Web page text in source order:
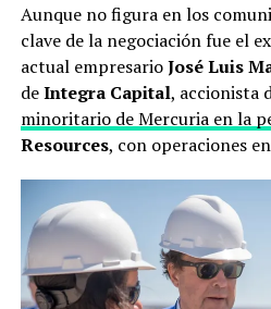
Aunque no figura en los
clave de la negociación fue el
actual empresarioJosé Luis
deIntegra Capital, accionista
minoritario de Mercuria en la
Resources, con operaciones en